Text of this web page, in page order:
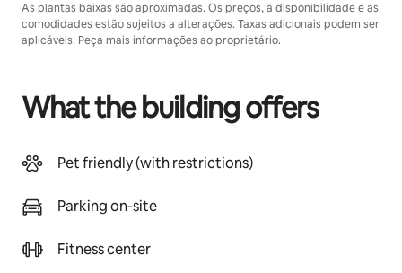
As plantas baixas são aproximadas. Os preços, a disponibilidade e as
comodidades estão sujeitos a alterações. Taxas adicionais podem ser
aplicáveis. Peça mais informações ao proprietário.
What the building offers
Pet friendly (with restrictions)
Parking on-site
Fitness center